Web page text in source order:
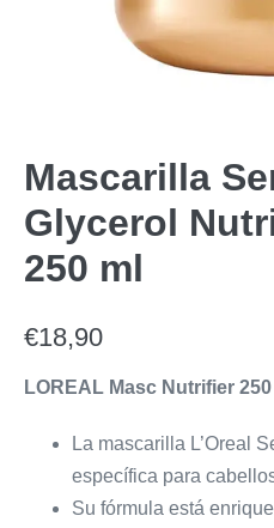
Mascarilla
Glycerol
250 ml
€18,90
LOREAL Masc Nutrifier 250
La mascarilla L’Oreal
específica para
Su fórmula está